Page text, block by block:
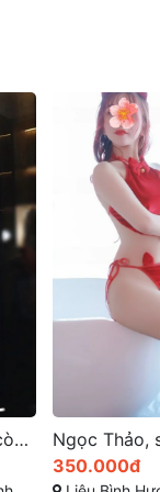
Ngọc Thảo, sở hữu vẻ đẹp mê hồn cùng nụ cười rạng rỡ
500.000đ